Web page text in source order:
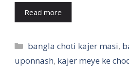
Read more
Categories
bangla choti kajer masi,
uponnash, kajer meye ke